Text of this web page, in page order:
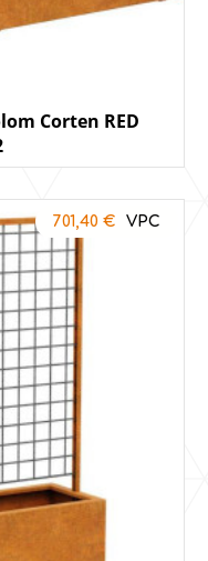
Corten RED
701,40 €